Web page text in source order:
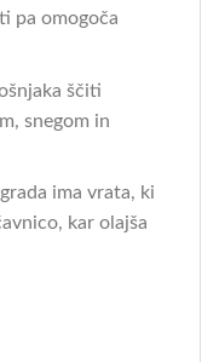
pa omogoča
ščiti
snegom in
ima vrata, ki
kar olajša